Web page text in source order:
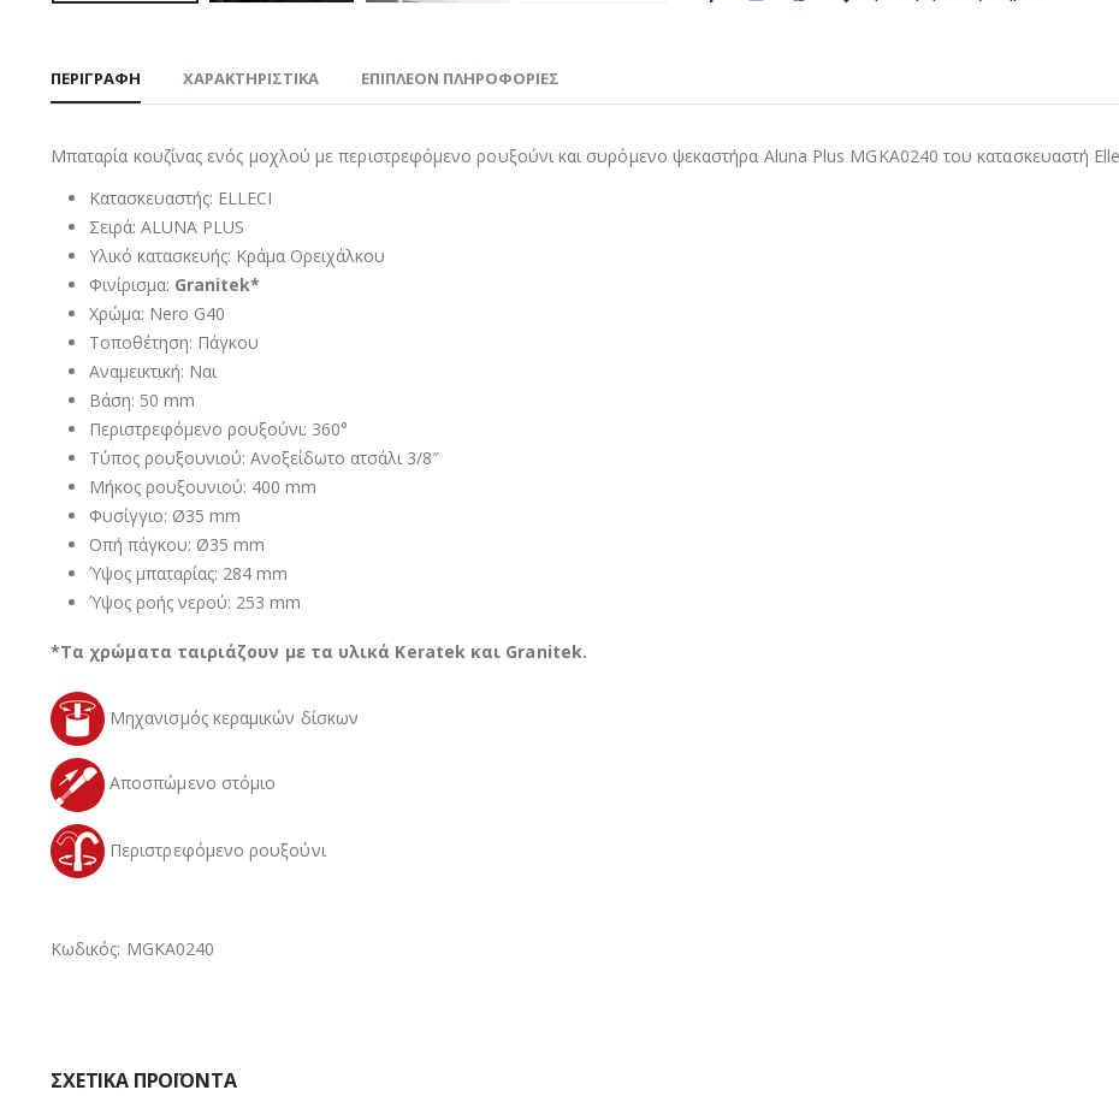
ΠΕΡΙΓΡΑΦΉ ΧΑΡΑΚΤΗΡΙΣΤΙΚΑ ΕΠΙΠΛΈΟΝ ΠΛΗΡΟΦΟΡΊΕΣ
Μπαταρία κουζίνας ενός μοχλού με περιστρεφόμενο ρουξούνι και συρόμενο ψεκαστήρα Aluna Plus MGKA0240 του κατασκευαστή
Κατασκευαστής: ELLECI
Σειρά: ALUNA PLUS
Υλικό κατασκευής: Κράμα Ορειχάλκου
Φινίρισμα: Granitek*
Χρώμα: Nero G40
Τοποθέτηση: Πάγκου
Αναμεικτική: Ναι
Βάση: 50 mm
Περιστρεφόμενο ρουξούνι: 360°
Τύπος ρουξουνιού: Ανοξείδωτο ατσάλι 3/8″
Μήκος ρουξουνιού: 400 mm
Φυσίγγιο: Ø35 mm
Οπή πάγκου: Ø35 mm
Ύψος μπαταρίας: 284 mm
Ύψος ροής νερού: 253 mm
*Τα χρώματα ταιριάζουν με τα υλικά Keratek και Granitek.
Μηχανισμός κεραμικών δίσκων
Αποσπώμενο στόμιο
Περιστρεφόμενο ρουξούνι
Κωδικός: MGKA0240
ΣΧΕΤΙΚΆ ΠΡΟΪΌΝΤΑ